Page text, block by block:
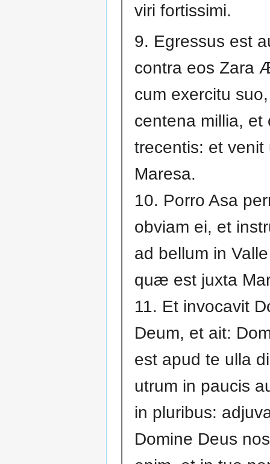
viri fortissimi.
9. Egressus est
contra eos Zara
cum exercitu
centena millia, et
trecentis: et venit
Maresa.
10. Porro Asa
obviam ei, et
ad bellum in
quæ est juxta
11. Et invocavit
Deum, et ait:
est apud te ulla
utrum in paucis
in pluribus:
Domine Deus